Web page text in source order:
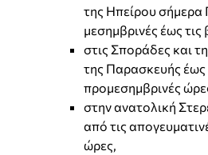
της Ηπείρου σήμερα
μεσημβρινές έως τις
στις Σποράδες και
της Παρασκευής έως
προμεσημβρινές
στην ανατολική
από τις
ώρες,